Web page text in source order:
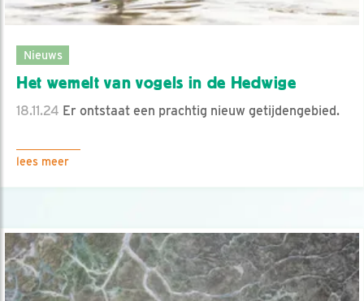
Nieuws
Het wemelt van vogels in de Hedwige
18.11.24 Er ontstaat een prachtig nieuw getijdengebied.
lees meer